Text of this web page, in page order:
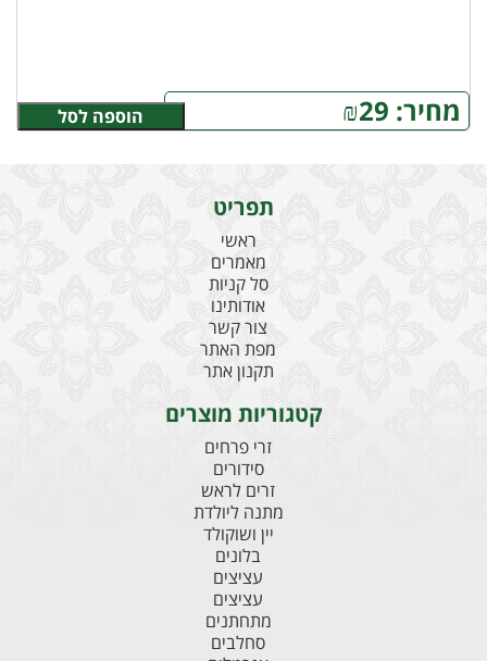
מחיר: ₪29 הוספה לסל
תפריט
ראשי
מאמרים
סל קניות
אודותינו
צור קשר
מפת האתר
תקנון אתר
קטגוריות מוצרים
זרי פרחים
סידורים
זרים לראש
מתנה ליולדת
יין ושוקולד
בלונים
עציצים
עציצים
מתחתנים
סחלבים